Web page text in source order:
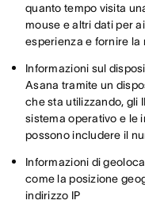
quanto tempo visita
mouse e altri dati per
esperienza e fornire
Informazioni sul
Asana tramite un
che sta utilizzando, gli
sistema operativo e le
possono includere il
Informazioni di
come la posizione
indirizzo IP